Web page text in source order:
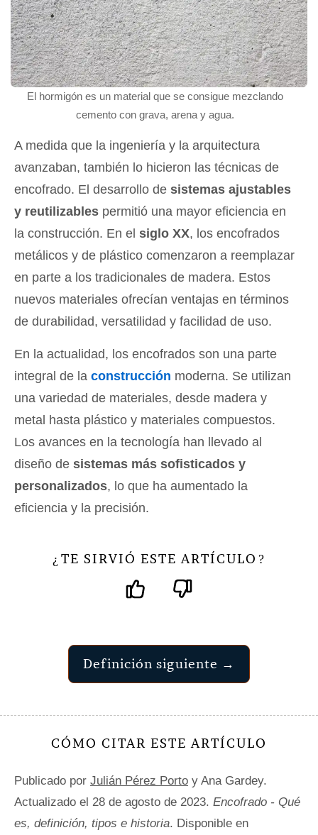
El hormigón es un material que se consigue mezclando
cemento con grava, arena y agua.
A medida que la ingeniería y la arquitectura
avanzaban, también lo hicieron las técnicas de
encofrado. El desarrollo de sistemas ajustables
y reutilizables permitió una mayor eficiencia en
la construcción. En el siglo XX, los encofrados
metálicos y de plástico comenzaron a reemplazar
en parte a los tradicionales de madera. Estos
nuevos materiales ofrecían ventajas en términos
de durabilidad, versatilidad y facilidad de uso.
En la actualidad, los encofrados son una parte
integral de la construcción moderna. Se utilizan
una variedad de materiales, desde madera y
metal hasta plástico y materiales compuestos.
Los avances en la tecnología han llevado al
diseño de sistemas más sofisticados y
personalizados, lo que ha aumentado la
eficiencia y la precisión.
¿ TE SIRVIÓ ESTE ARTÍCULO ?
Definición siguiente →
CÓMO CITAR ESTE ARTÍCULO
Publicado por Julián Pérez Porto y Ana Gardey.
Actualizado el 28 de agosto de 2023. Encofrado - Qué
es, definición, tipos e historia. Disponible en